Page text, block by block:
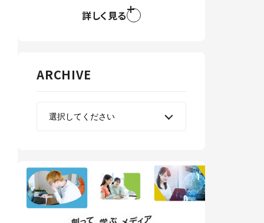
詳しく見る
ARCHIVE